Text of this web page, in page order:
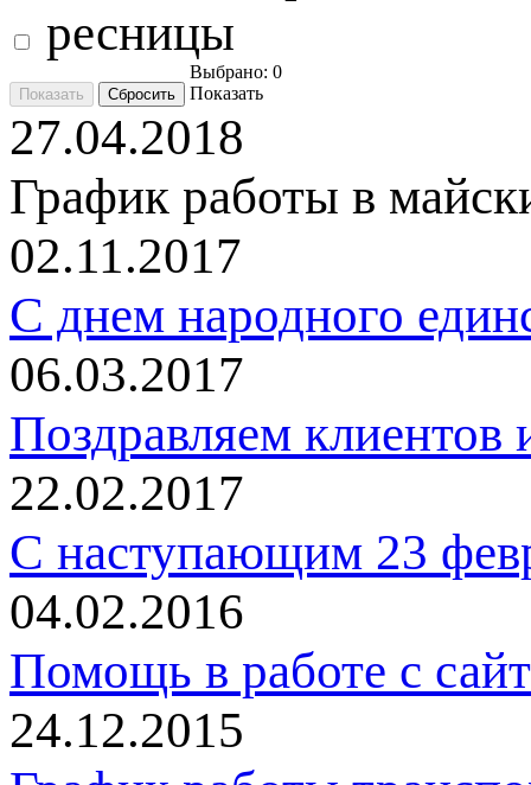
ресницы
Выбрано: 0
Показать
27.04.2018
График работы в
02.11.2017
C днем народного
06.03.2017
Поздравляем клиентов
22.02.2017
С наступающим 23
04.02.2016
Помощь в работе с
24.12.2015